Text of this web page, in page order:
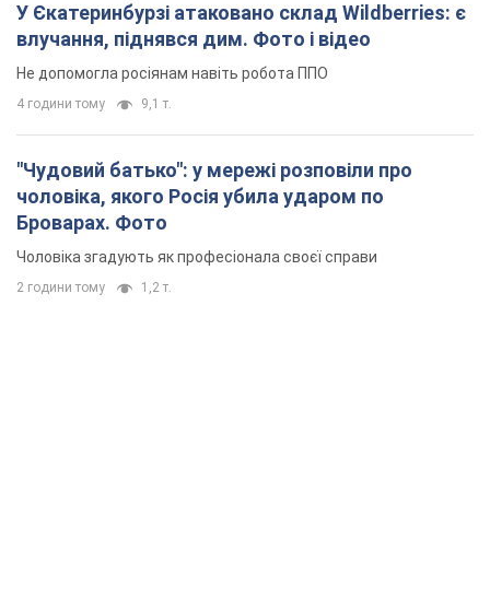
У Єкатеринбурзі атаковано склад Wildberries: є
влучання, піднявся дим. Фото і відео
Не допомогла росіянам навіть робота ППО
4 години тому 9,1 т.
"Чудовий батько": у мережі розповіли про
чоловіка, якого Росія убила ударом по
Броварах. Фото
Чоловіка згадують як професіонала своєї справи
2 години тому 1,2 т.